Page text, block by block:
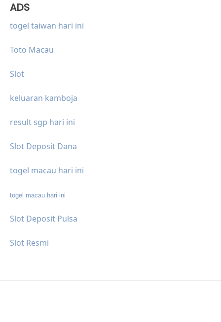
ADS
togel taiwan hari ini
Toto Macau
Slot
keluaran kamboja
result sgp hari ini
Slot Deposit Dana
togel macau hari ini
togel macau hari ini
Slot Deposit Pulsa
Slot Resmi